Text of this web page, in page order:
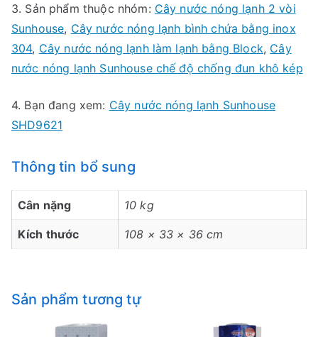
3. Sản phẩm thuộc nhóm: Cây nước nóng lạnh 2 vòi
Sunhouse, Cây nước nóng lạnh bình chứa bằng inox
304, Cây nước nóng lạnh làm lạnh bằng Block, Cây
nước nóng lạnh Sunhouse chế độ chống đun khô kép
4. Bạn đang xem: Cây nước nóng lạnh Sunhouse
SHD9621
Thông tin bổ sung
Cân nặng 10 kg
Kích thước 108 × 33 × 36 cm
Sản phẩm tương tự